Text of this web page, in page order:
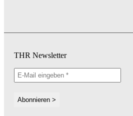
THR Newsletter